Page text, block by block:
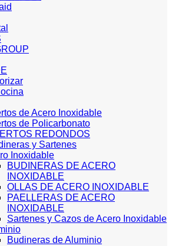
de Acero Inoxidable
de Policarbonato
REDONDOS
y Sartenes
Inoxidable
BUDINERAS DE ACERO
INOXIDABLE
OLLAS DE ACERO INOXIDABLE
PAELLERAS DE ACERO
INOXIDABLE
Sartenes y Cazos de Acero Inoxidable
Budineras de Aluminio